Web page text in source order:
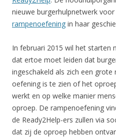
nieuwe burgerhulpnetwerk
rampenoefening in haar
In februari 2015 wil het starten
dat ertoe moet leiden dat
ingeschakeld als zich een
oefening is te zien of het
werkt en op welke manier
oproep. De rampenoefening
de Ready2Help-ers zullen via
dat zij de oproep hebben